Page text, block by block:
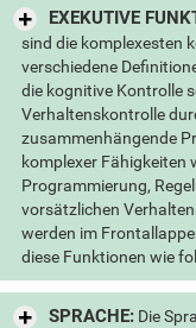
EXEKUTIVE
sind die komplexesten
verschiedene
die kognitive Kontrolle
Verhaltenskontrolle
zusammenhängende
komplexer Fähigkeiten
Programmierung,
vorsätzlichen
werden im
diese Funktionen wie
SPRACHE:Die